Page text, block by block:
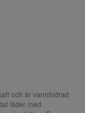
och är varmfodrad
läder med